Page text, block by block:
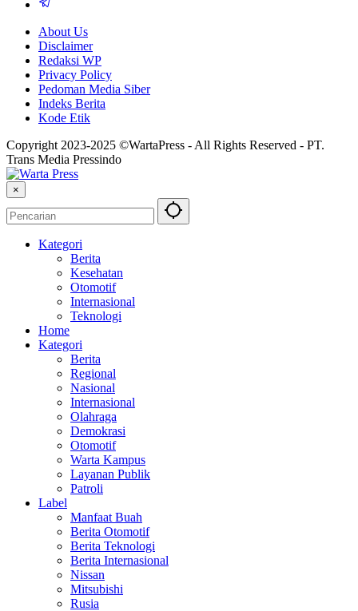
About Us
Disclaimer
Redaksi WP
Privacy Policy
Pedoman Media Siber
Indeks Berita
Kode Etik
Copyright 2023-2025 ©WartaPress - All Rights Reserved - PT.
Trans Media Pressindo
×
Kategori
Berita
Kesehatan
Otomotif
Internasional
Teknologi
Home
Kategori
Berita
Regional
Nasional
Internasional
Olahraga
Demokrasi
Otomotif
Warta Kampus
Layanan Publik
Patroli
Label
Manfaat Buah
Berita Otomotif
Berita Teknologi
Berita Internasional
Nissan
Mitsubishi
Rusia